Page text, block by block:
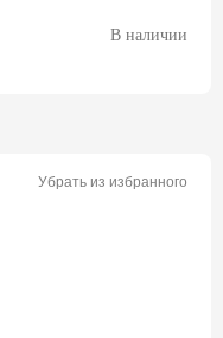
В наличии
Убрать из избранного